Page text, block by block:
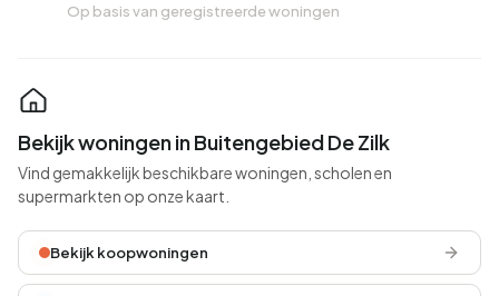
Op basis van geregistreerde woningen
Bekijk woningen in Buitengebied De Zilk
Vind gemakkelijk beschikbare woningen, scholen en
supermarkten op onze kaart.
Bekijk koopwoningen